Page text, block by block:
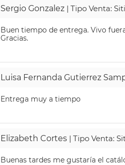
Sergio Gonzalez | Tipo Venta:
Buen tiempo de entrega. Vivo
Gracias.
Luisa Fernanda Gutierrez
Entrega muy a tiempo
Elizabeth Cortes | Tipo Venta:
Buenas tardes me gustaría el